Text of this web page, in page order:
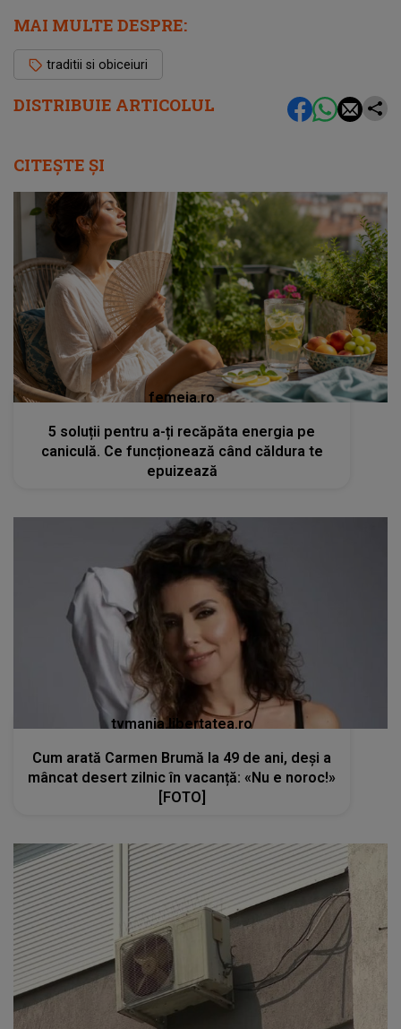
DISTRIBUIE ARTICOLUL
MAI MULTE DESPRE:
traditii si obiceiuri
CITEȘTE ȘI
femeia.ro
5 soluții pentru a-ți recăpăta energia pe
caniculă. Ce funcționează când căldura te
epuizează
tvmania.libertatea.ro
Cum arată Carmen Brumă la 49 de ani, deși a
mâncat desert zilnic în vacanță: «Nu e noroc!»
[FOTO]